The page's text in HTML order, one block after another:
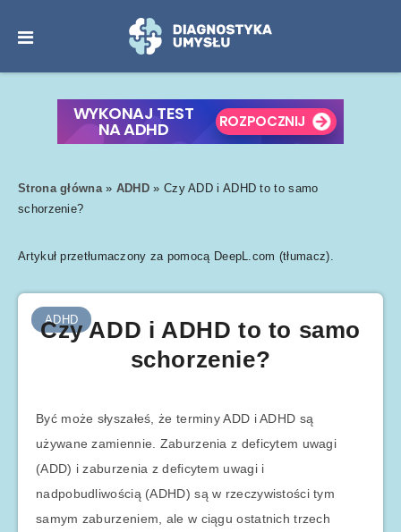
Strona główna» ADHD » Czy ADD i ADHD to to samo
schorzenie?
Artykuł przetłumaczony za pomocą DeepL.com (tłumacz).
ADHD
Czy ADD i ADHD to to samo
schorzenie?
Być może słyszałeś, że terminy ADD i ADHD są
używane zamiennie. Zaburzenia z deficytem uwagi
(ADD) i zaburzenia z deficytem uwagi i
nadpobudliwością (ADHD) są w rzeczywistości tym
samym zaburzeniem, ale w ciągu ostatnich trzech